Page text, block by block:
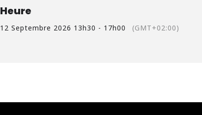
Heure
12 Septembre 2026 13h30 - 17h00 (GMT+02:00)